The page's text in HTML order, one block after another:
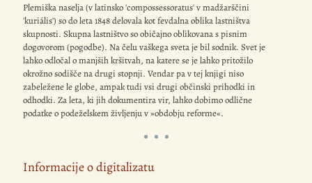
Plemiška naselja (v latinsko 'compossessoratus' v madžarščini
'kuriális') so do leta 1848 delovala kot fevdalna oblika lastništva
skupnosti. Skupna lastništvo so običajno oblikovana s pisnim
dogovorom (pogodbe). Na čelu vaškega sveta je bil sodnik. Svet je
lahko odločal o manjših kršitvah, na katere se je lahko pritožilo
okrožno sodišče na drugi stopnji. Vendar pa v tej knjigi niso
zabeležene le globe, ampak tudi vsi drugi občinski prihodki in
odhodki. Za leta, ki jih dokumentira vir, lahko dobimo odlične
podatke o podeželskem življenju v »obdobju reforme«.
Informacije o digitalizatu